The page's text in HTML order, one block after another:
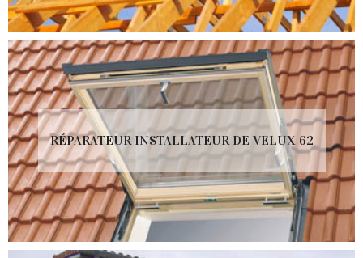
RÉPARATEUR INSTALLATEUR DE VELUX 62